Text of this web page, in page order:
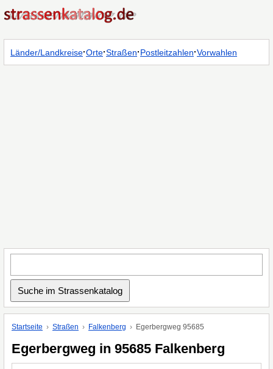
Länder/Landkreise·Orte·Straßen·Postleitzahlen·Vorwahlen
Startseite Straßen Falkenberg Egerbergweg 95685
Egerbergweg in 95685 Falkenberg